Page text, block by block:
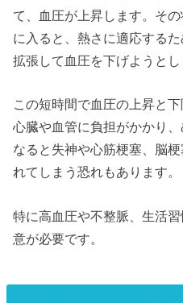
て、血圧が上昇します。そ
に入ると、熱さに適応する
拡張して血圧を下げようとし
この短時間で血圧の上昇と
心臓や血管に負担がかかり
なると失神や心筋梗塞、脳
れてしまう恐れもあります。
特に高血圧や不整脈、生活
意が必要です。